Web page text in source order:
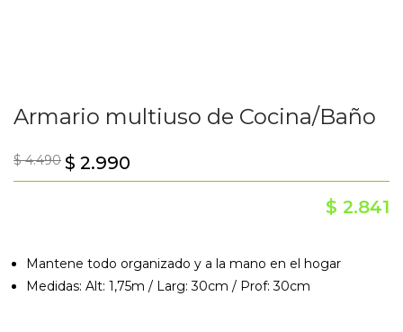
Armario multiuso de Cocina/Baño
$4.490 $ 2.990
$ 2.841
Mantene todo organizado y a la mano en el hogar
Medidas: Alt: 1,75m / Larg: 30cm / Prof: 30cm